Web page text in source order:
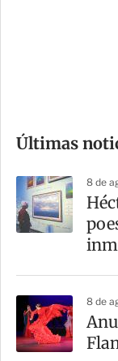
m
a
r
t
Últimas
8 de
8 de